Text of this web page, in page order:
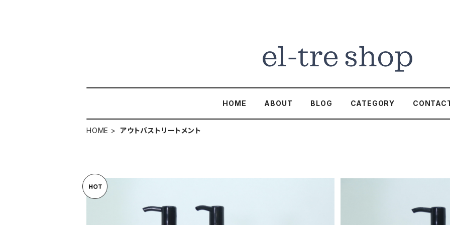
HOME ABOUT BLOG CATEGORY
HOME アウトバストリートメント